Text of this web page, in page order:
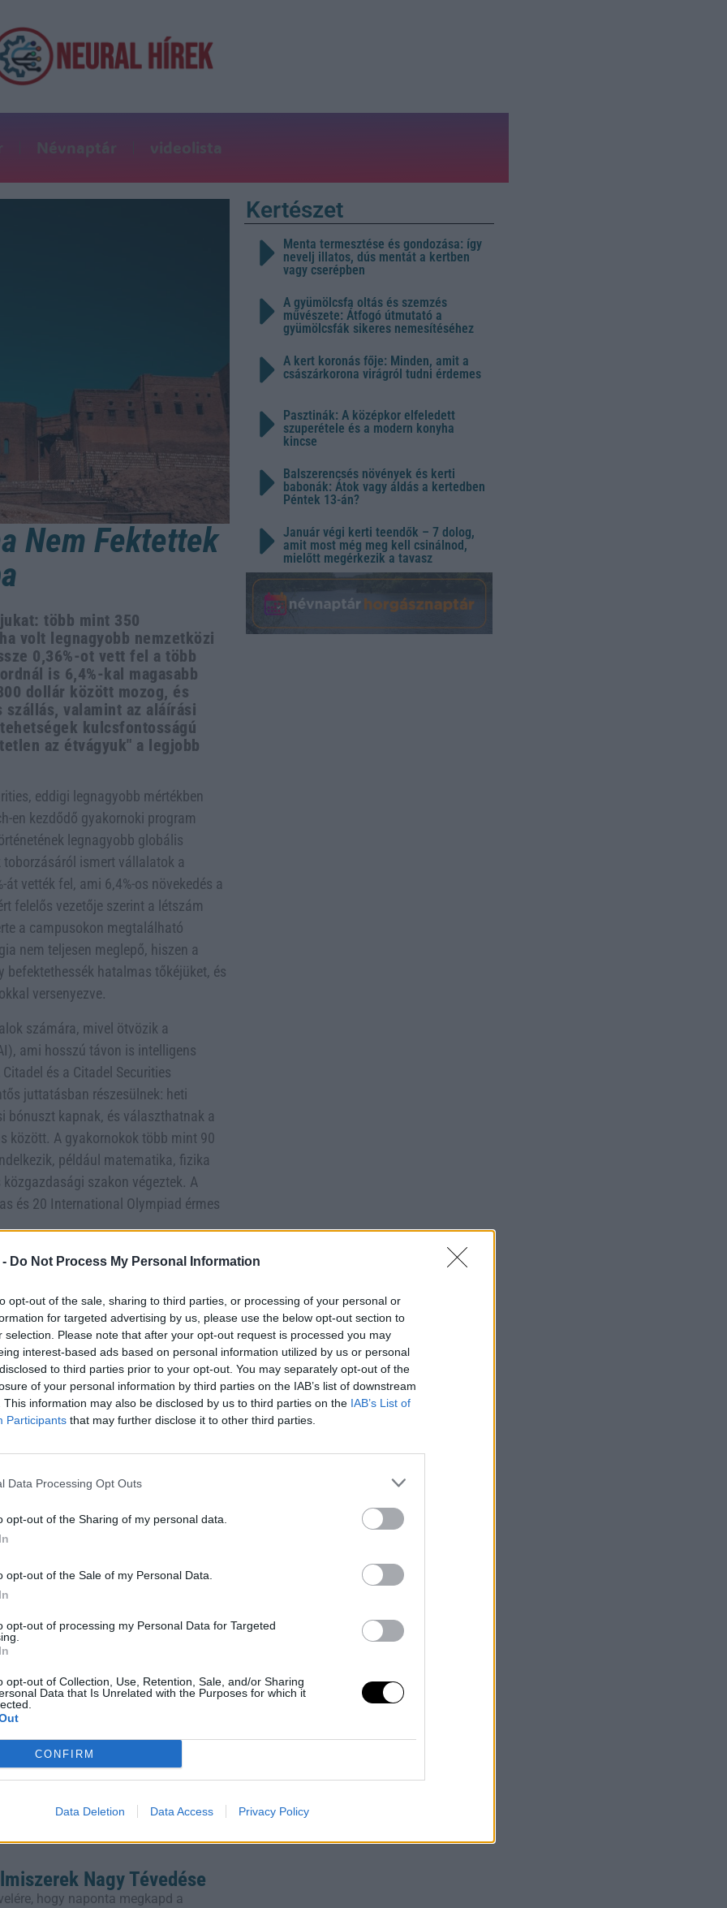
Do Not Process My Personal Information
opt-out of the sale, sharing to third parties, or processing of your personal or
for targeted advertising by us, please use the below opt-out section to
selection. Please note that after your opt-out request is processed you may
interest-based ads based on personal information utilized by us or personal
to third parties prior to your opt-out. You may separately opt-out of the
of your personal information by third parties on the IAB’s list of downstream
This information may also be disclosed by us to third parties on the IAB’s List of
Participants that may further disclose it to other third parties.
Data Processing Opt Outs
opt-out of the Sharing of my personal data.
opt-out of the Sale of my Personal Data.
opt-out of processing my Personal Data for Targeted
opt-out of Collection, Use, Retention, Sale, and/or Sharing
Data that Is Unrelated with the Purposes for which it
CONFIRM
Data Deletion Data Access Privacy Policy
Névnaptár videolista
Nem Fektettek
több mint 350
volt legnagyobb nemzetközi
0,36%-ot vett fel a több
is 6,4%-kal magasabb
dollár között mozog, és
szállás, valamint az aláírási
kulcsfontosságú
az étvágyuk" a legjobb
eddigi legnagyobb mértékben
en kezdődő gyakornoki program
legnagyobb globális
ismert vállalatok a
vették fel, ami 6,4%-os növekedés a
felelős vezetője szerint a létszám
a campusokon megtalálható
nem teljesen meglepő, hiszen a
befektethessék hatalmas tőkéjüket, és
versenyezve.
számára, mivel ötvözik a
ami hosszú távon is intelligens
és a Citadel Securities
juttatásban részesülnek: heti
bónuszt kapnak, és választhatnak a
között. A gyakornokok több mint 90
például matematika, fizika
szakon végeztek. A
és 20 International Olympiad érmes
hoz való hozzáértését és jó
ki az új eszközöket, de a
különböztette meg. Bár a puha
továbbra is nagy súllyal bír, nemcsak
önmagában is kihívást jelent, ami
időt tölthetnek magasabb szintű,
teszi a szerepüket.
dolgoznak, amelyek
eszközökhöz férnek hozzá, mint a
projektjeiket az üzleti
Peng Zhao is felülvizsgálja
kvótákat a visszatérésre, hanem
lehet-e. A tapasztalatok szerint a
számítanak később
A cégek szinte kielégíthetetlen
őket, rendkívül gyorsan lépnek,
summer-intern-competitive-
Nagy Tévedése
hogy naponta megkapd a
Kertészet
Menta termesztése és gondozása: így
nevelj illatos, dús mentát a kertben
vagy cserépben
A gyümölcsfa oltás és szemzés
művészete: Átfogó útmutató a
gyümölcsfák sikeres nemesítéséhez
A kert koronás fője: Minden, amit a
császárkorona virágról tudni érdemes
Pasztinák: A középkor elfeledett
szuperétele és a modern konyha
kincse
Balszerencsés növények és kerti
babonák: Átok vagy áldás a kertedben
Péntek 13-án?
Január végi kerti teendők – 7 dolog,
amit most még meg kell csinálnod,
mielőtt megérkezik a tavasz